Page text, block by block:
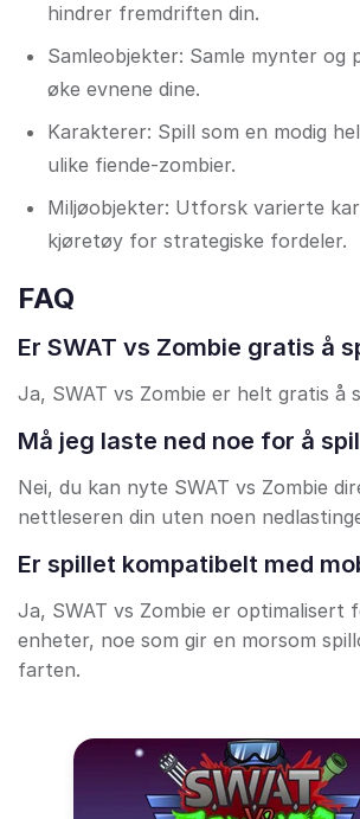
hindrer fremdriften din.
Samleobjekter: Samle mynter og
øke evnene dine.
Karakterer: Spill som en modig
ulike fiende-zombier.
Miljøobjekter: Utforsk varierte
kjøretøy for strategiske fordeler.
FAQ
Er SWAT vs Zombie gratis å
Ja, SWAT vs Zombie er helt gratis å
Må jeg laste ned noe for å
Nei, du kan nyte SWAT vs Zombie
nettleseren din uten noen
Er spillet kompatibelt med
Ja, SWAT vs Zombie er optimalisert
enheter, noe som gir en morsom
farten.